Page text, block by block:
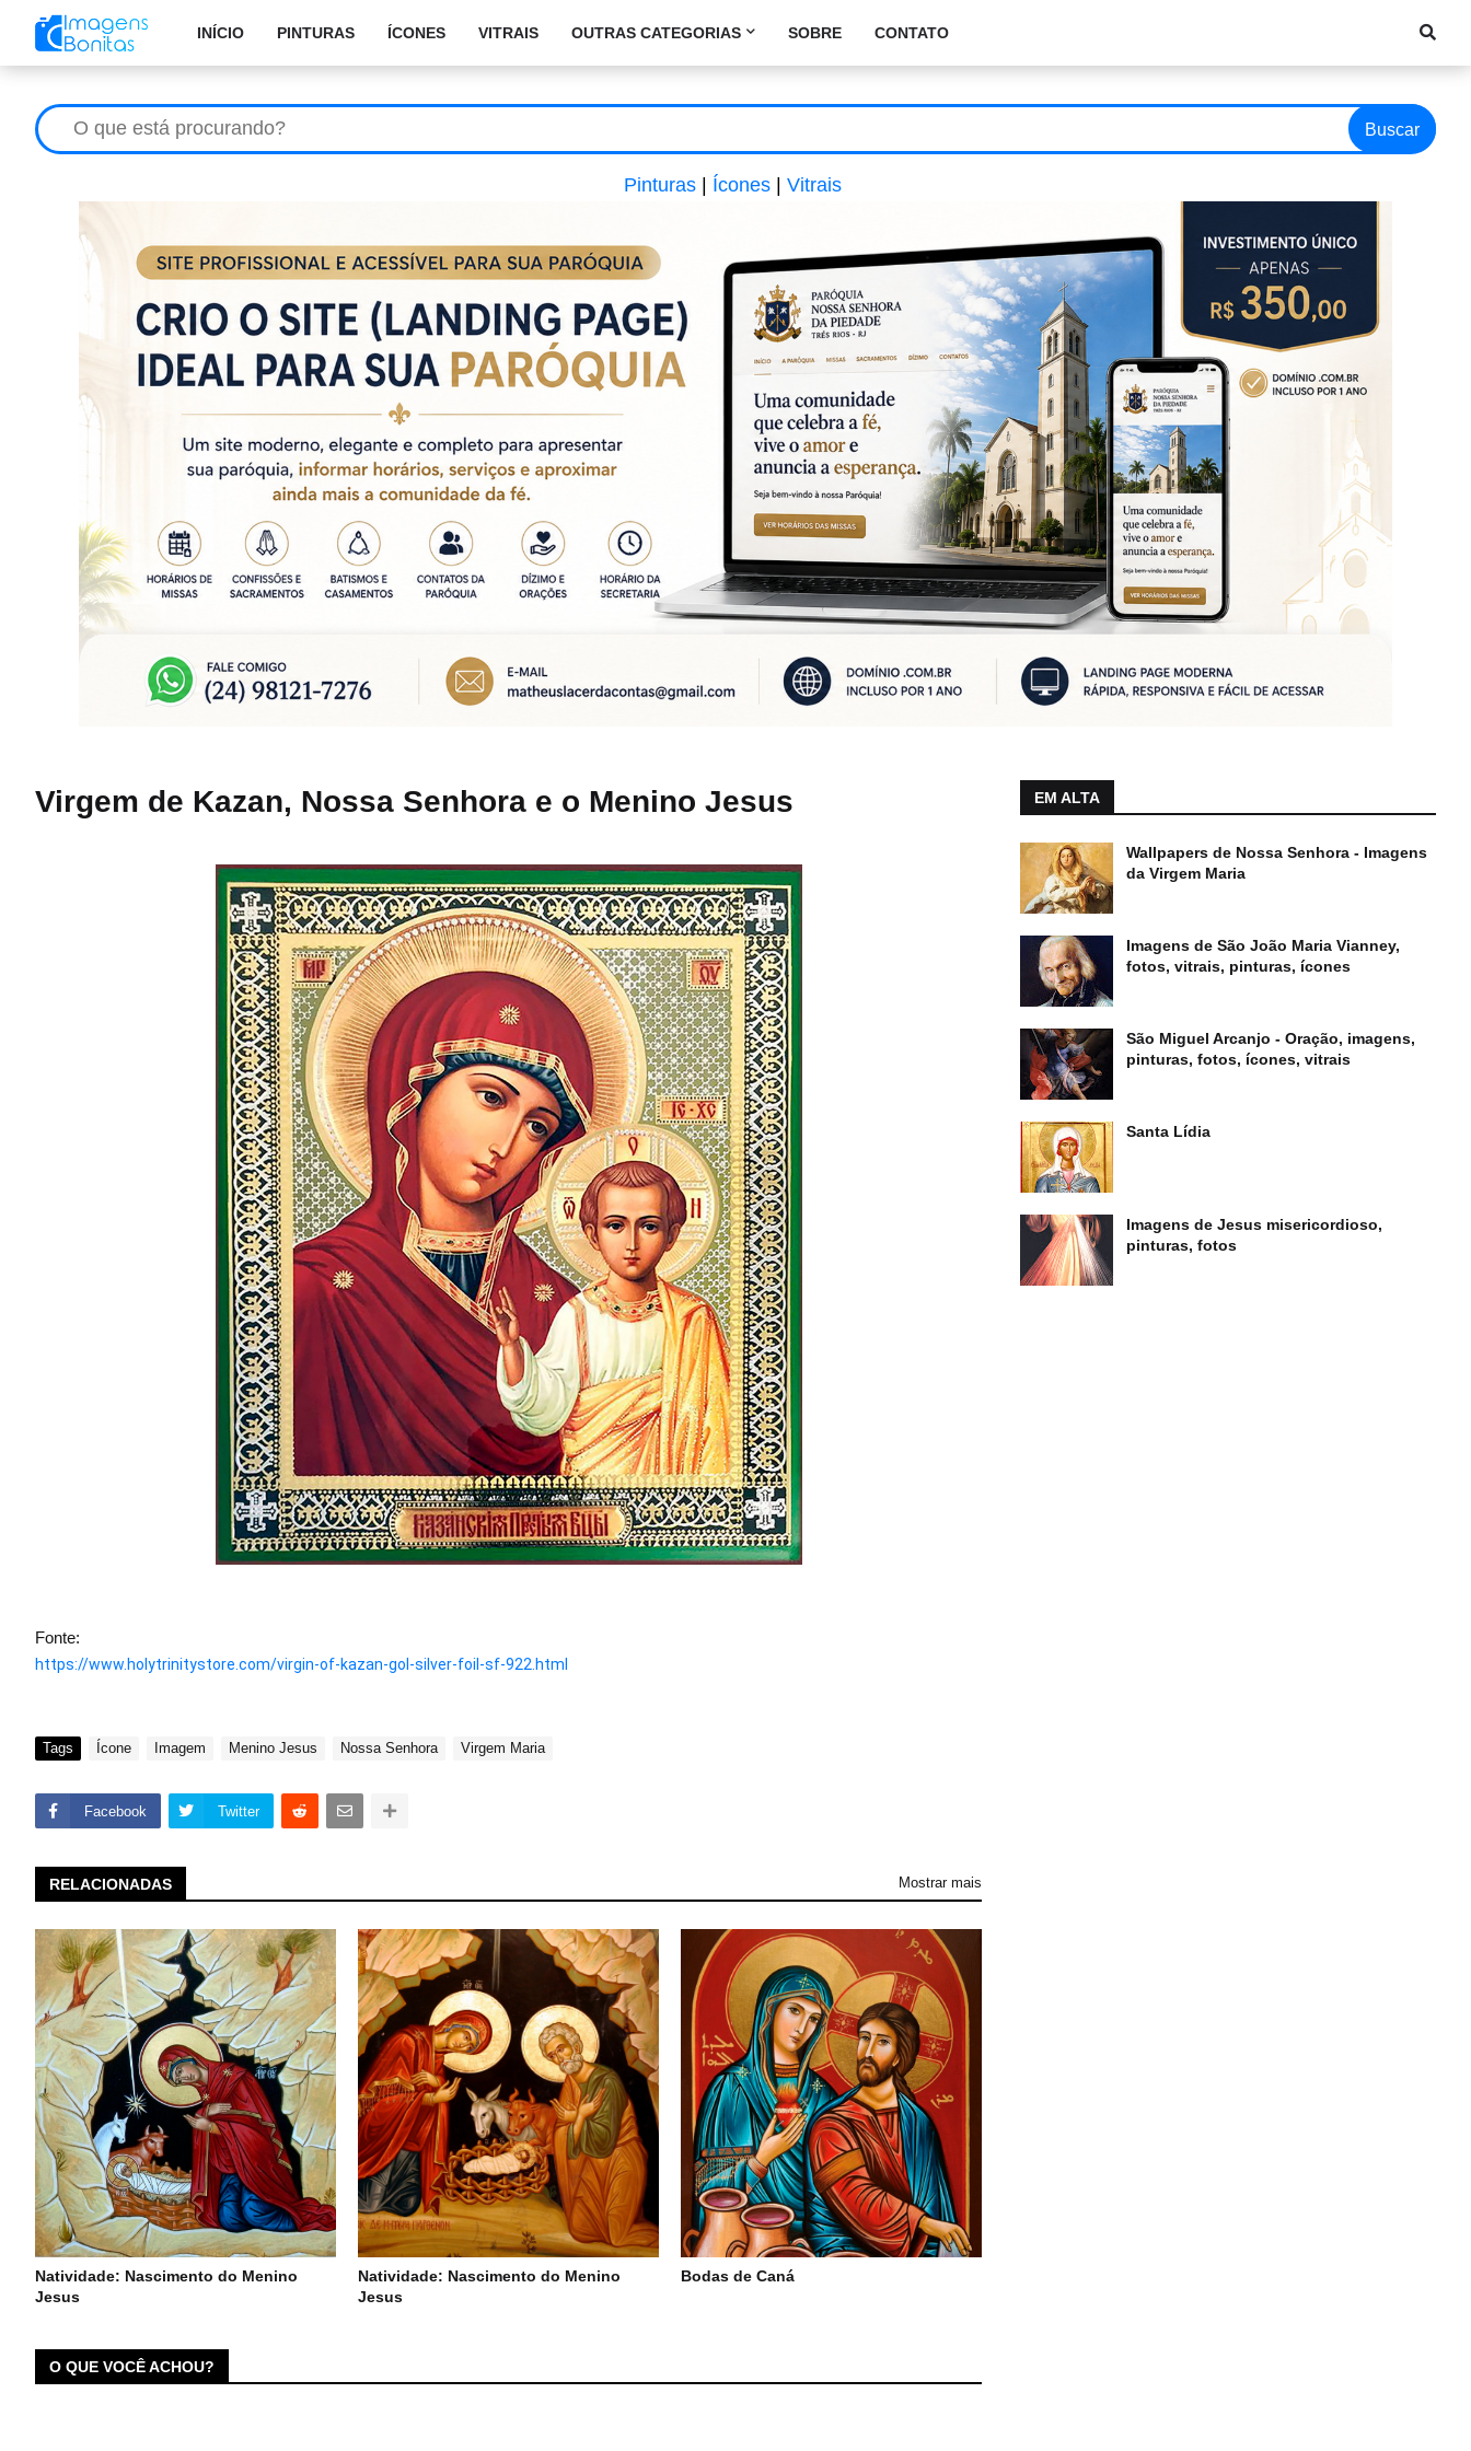
INÍCIO PINTURAS ÍCONES VITRAIS OUTRAS CATEGORIAS SOBRE CONTATO
Buscar
Pinturas Ícones Vitrais
Virgem de Kazan, Nossa Senhora e o Menino Jesus
Fonte:
https://www.holytrinitystore.com/virgin-of-kazan-gol-silver-foil-sf-922.html
Tags Ícone Imagem Menino Jesus Nossa Senhora Virgem Maria
Facebook Twitter
RELACIONADAS Mostrar mais
Natividade: Nascimento do Menino
Jesus
Natividade: Nascimento do Menino
Jesus
Bodas de Caná
O QUE VOCÊ ACHOU?
EM ALTA
Wallpapers de Nossa Senhora - Imagens
da Virgem Maria
Imagens de São João Maria Vianney,
fotos, vitrais, pinturas, ícones
São Miguel Arcanjo - Oração, imagens,
pinturas, fotos, ícones, vitrais
Santa Lídia
Imagens de Jesus misericordioso,
pinturas, fotos